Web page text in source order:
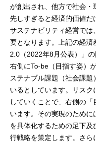
が創出され、他方で社会
先しすぎると経済的価値だ
サステナビリティ経営で
要となります。上記の経済
2.0（2022年8月公表）」
右側にTo-be（目指す姿）
ステナブル課題（社会課
いるとしています。リス
していくことで、右側の
います。その実現のため
を具体化するための足下
行戦略を策定します。さら